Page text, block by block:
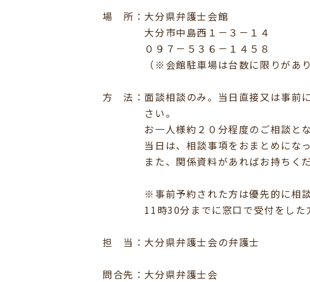
場 所：大分県弁護士会館
大分市中島西１－３－１４
０９７－５３６－１４５８
（※会館駐車場は台数に限りがありま
方 法：面談相談のみ。当日直接又は事前
さい。
お一人様約２０分程度のご相談とな
当日は、相談事項をおまとめになっ
また、関係資料があればお持ちくだ
※事前予約された方は優先的に相談
11時30分までに窓口で受付をした方
担 当：大分県弁護士会の弁護士
問合先：大分県弁護士会